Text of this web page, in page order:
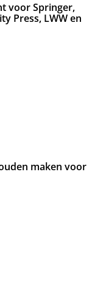
voor Springer,
Press, LWW en
maken voor